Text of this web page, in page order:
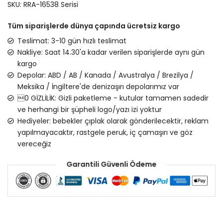
SKU: RRA-16538 Serisi
Tüm siparişlerde dünya çapında ücretsiz kargo
Teslimat: 3-10 gün hızlı teslimat
Nakliye: Saat 14.30'a kadar verilen siparişlerde aynı gün
kargo
Depolar: ABD / AB / Kanada / Avustralya / Brezilya /
Meksika / İngiltere'de denizaşırı depolarımız var
0 GİZLİLİK: Gizli paketleme - kutular tamamen sadedir
ve herhangi bir şüpheli logo/yazı izi yoktur
Hediyeler: bebekler çıplak olarak gönderilecektir, reklam
yapılmayacaktır, rastgele peruk, iç çamaşırı ve göz
vereceğiz
Garantili Güvenli Ödeme